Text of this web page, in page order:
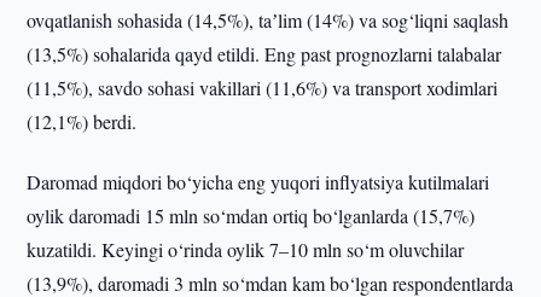
ovqatlanish sohasida (14,5%), taʼlim (14%) va sog‘liqni saqlash
(13,5%) sohalarida qayd etildi. Eng past prognozlarni talabalar
(11,5%), savdo sohasi vakillari (11,6%) va transport xodimlari
(12,1%) berdi.
Daromad miqdori bo‘yicha eng yuqori inflyatsiya kutilmalari
oylik daromadi 15 mln so‘mdan ortiq bo‘lganlarda (15,7%)
kuzatildi. Keyingi o‘rinda oylik 7–10 mln so‘m oluvchilar
(13,9%), daromadi 3 mln so‘mdan kam bo‘lgan respondentlarda